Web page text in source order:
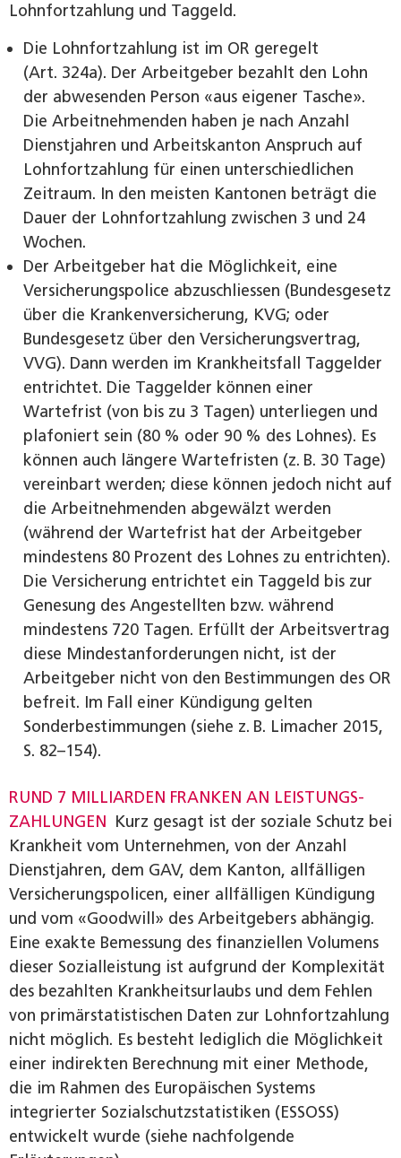
Lohnfortzahlung und Taggeld.
Die Lohnfortzahlung ist im OR geregelt
(Art. 324a). Der Arbeitgeber bezahlt den Lohn
der abwesenden Person «aus eigener Tasche».
Die Arbeitnehmenden haben je nach Anzahl
Dienstjahren und Arbeitskanton Anspruch auf
Lohnfortzahlung für einen unterschiedlichen
Zeitraum. In den meisten Kantonen beträgt die
Dauer der Lohnfortzahlung zwischen 3 und 24
Wochen.
Der Arbeitgeber hat die Möglichkeit, eine
Versicherungspolice abzuschliessen (Bundesgesetz
über die Krankenversicherung, KVG; oder
Bundesgesetz über den Versicherungsvertrag,
VVG). Dann werden im Krankheitsfall Taggelder
entrichtet. Die Taggelder können einer
Wartefrist (von bis zu 3 Tagen) unterliegen und
plafoniert sein (80 % oder 90 % des Lohnes). Es
können auch längere Wartefristen (z. B. 30 Tage)
vereinbart werden; diese können jedoch nicht auf
die Arbeitnehmenden abgewälzt werden
(während der Wartefrist hat der Arbeitgeber
mindestens 80 Prozent des Lohnes zu entrichten).
Die Versicherung entrichtet ein Taggeld bis zur
Genesung des Angestellten bzw. während
mindestens 720 Tagen. Erfüllt der Arbeitsvertrag
diese Mindestanforderungen nicht, ist der
Arbeitgeber nicht von den Bestimmungen des OR
befreit. Im Fall einer Kündigung gelten
Sonderbestimmungen (siehe z. B. Limacher 2015,
S. 82–154).
RUND 7 MILLIARDEN FRANKEN AN LEISTUNGS­
ZAHLUNGEN Kurz gesagt ist der soziale Schutz bei
Krankheit vom Unternehmen, von der Anzahl
Dienstjahren, dem GAV, dem Kanton, allfälligen
Versicherungspolicen, einer allfälligen Kündigung
und vom «Goodwill» des Arbeitgebers abhängig.
Eine exakte Bemessung des finanziellen Volumens
dieser Sozialleistung ist aufgrund der Komplexität
des bezahlten Krankheitsurlaubs und dem Fehlen
von primärstatistischen Daten zur Lohnfortzahlung
nicht möglich. Es besteht lediglich die Möglichkeit
einer indirekten Berechnung mit einer Methode,
die im Rahmen des Europäischen Systems
integrierter Sozialschutzstatistiken (ESSOSS)
entwickelt wurde (siehe nachfolgende